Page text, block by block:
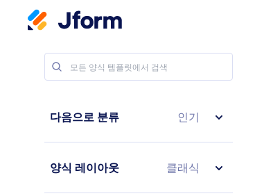
다음으로 분류 인기
양식 레이아웃 클래식